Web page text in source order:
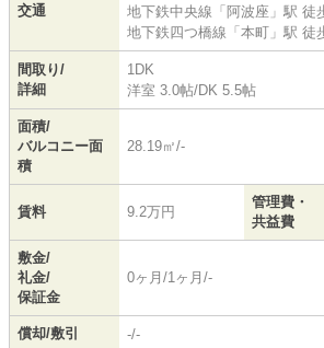
交通
地下鉄中央線 「 阿波座 」駅 徒
地下鉄四つ橋線 「 本町 」駅 徒
間取り/
詳細
1DK
洋室 3.0帖/DK 5.5帖
面積/
バルコニー面
積
28.19㎡/-
賃料 9.2万円
管理費・
共益費
敷金/
礼金/
保証金
0ヶ月/1ヶ月/-
償却/敷引 -/-